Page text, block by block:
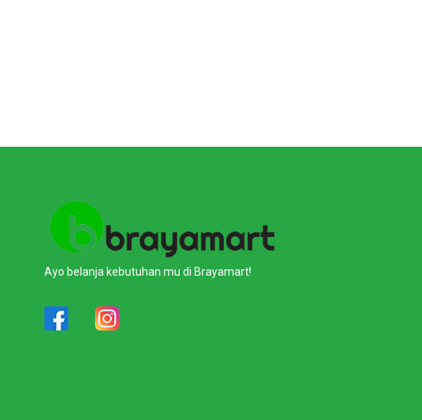
Ayo belanja kebutuhan mu di Brayamart!